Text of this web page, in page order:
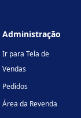
Administração
Ir para Tela de
Vendas
Pedidos
Área da Revenda